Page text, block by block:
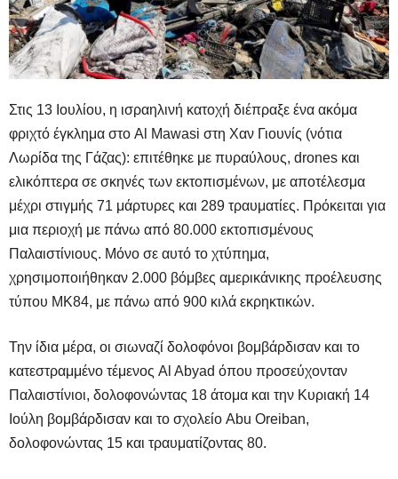
Στις 13 Ιουλίου, η ισραηλινή κατοχή διέπραξε ένα ακόμα
φριχτό έγκλημα στο Al Mawasi στη Χαν Γιουνίς (νότια
Λωρίδα της Γάζας): επιτέθηκε με πυραύλους, drones και
ελικόπτερα σε σκηνές των εκτοπισμένων, με αποτέλεσμα
μέχρι στιγμής 71 μάρτυρες και 289 τραυματίες. Πρόκειται για
μια περιοχή με πάνω από 80.000 εκτοπισμένους
Παλαιστίνιους. Μόνο σε αυτό το χτύπημα,
χρησιμοποιήθηκαν 2.000 βόμβες αμερικάνικης προέλευσης
τύπου MK84, με πάνω από 900 κιλά εκρηκτικών.
Την ίδια μέρα, οι σιωναζί δολοφόνοι βομβάρδισαν και το
κατεστραμμένο τέμενος Al Abyad όπου προσεύχονταν
Παλαιστίνιοι, δολοφονώντας 18 άτομα και την Κυριακή 14
Ιούλη βομβάρδισαν και το σχολείο Abu Oreiban,
δολοφονώντας 15 και τραυματίζοντας 80.